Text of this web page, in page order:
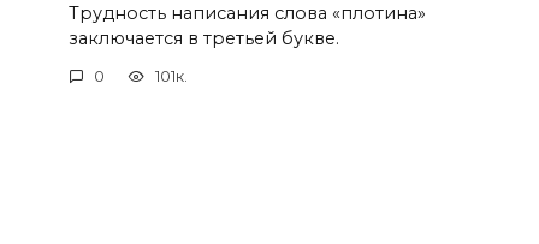
Трудность написания слова «плотина»
заключается в третьей букве.
0 101к.